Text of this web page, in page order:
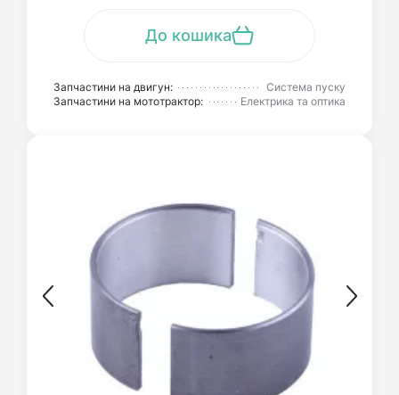
До кошика
Запчастини на двигун:
Система пуску
Запчастини на мототрактор:
Електрика та оптика